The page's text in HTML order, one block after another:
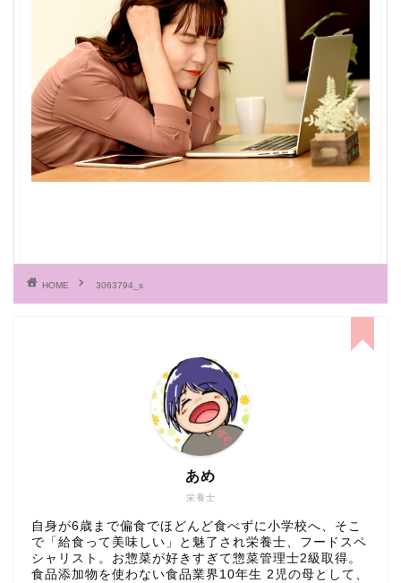
HOME 3063794_s
栄養士
あめ
自身が6歳まで偏食でほどんど食べずに小学校へ、そこ
で「給食って美味しい」と魅了され栄養士、フードスペ
シャリスト。お惣菜が好きすぎて惣菜管理士2級取得。
食品添加物を使わない食品業界10年生 2児の母として、